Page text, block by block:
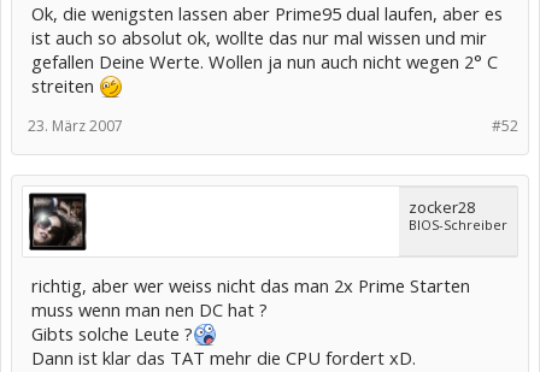
Ok, die wenigsten lassen aber Prime95 dual laufen, aber es
ist auch so absolut ok, wollte das nur mal wissen und mir
gefallen Deine Werte. Wollen ja nun auch nicht wegen 2° C
streiten
#52
23. März 2007
zocker28
BIOS-Schreiber
richtig, aber wer weiss nicht das man 2x Prime Starten
muss wenn man nen DC hat ?
Gibts solche Leute ?
Dann ist klar das TAT mehr die CPU fordert xD.